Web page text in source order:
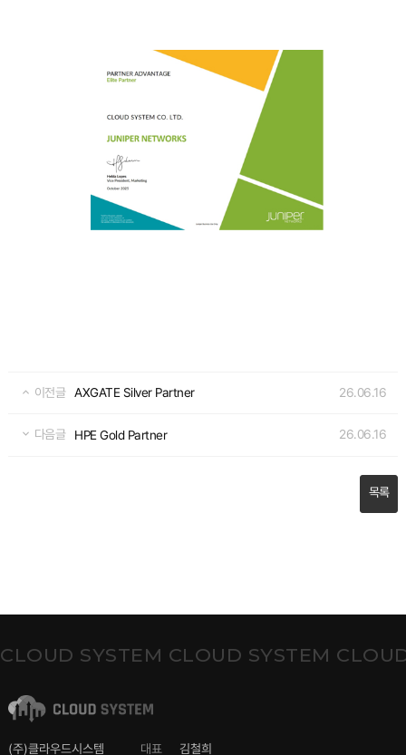
이전글 AXGATE Silver Partner 26.06.16
다음글 HPE Gold Partner 26.06.16
목록
CLOUD SYSTEM CLOUD SYSTEM
(주)클라우드시스템 대표 김철희